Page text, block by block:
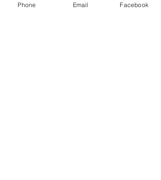
Samedi - Jeudi 10:30 – 19:00
Phone Email Facebook